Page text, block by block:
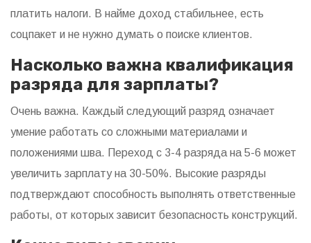
платить налоги. В найме доход стабильнее, есть
соцпакет и не нужно думать о поиске клиентов.
Насколько важна квалификация
разряда для зарплаты?
Очень важна. Каждый следующий разряд означает
умение работать со сложными материалами и
положениями шва. Переход с 3-4 разряда на 5-6 может
увеличить зарплату на 30-50%. Высокие разряды
подтверждают способность выполнять ответственные
работы, от которых зависит безопасность конструкций.